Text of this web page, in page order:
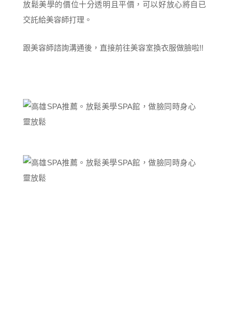
放鬆美學的價位十分透明且平價，可以好放心將自已
交託給美容師打理。
跟美容師諮詢溝通後，直接前往美容室換衣服做臉啦!!